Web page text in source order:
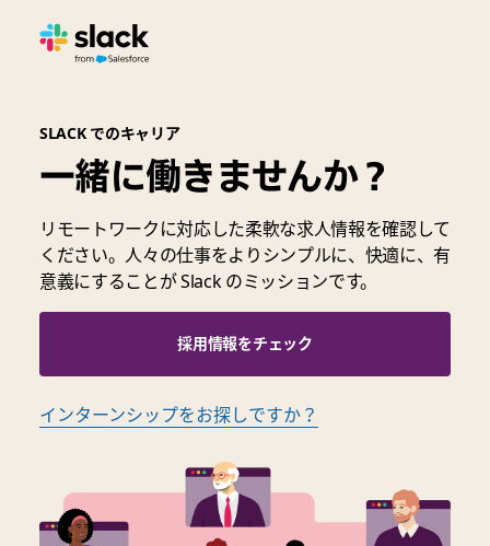
SLACK でのキャリア
一緒に働きませんか？
リモートワークに対応した柔軟な求人情報を確認して
ください。人々の仕事をよりシンプルに、快適に、有
意義にすることが Slack のミッションです。
採用情報をチェック
インターンシップをお探しですか？